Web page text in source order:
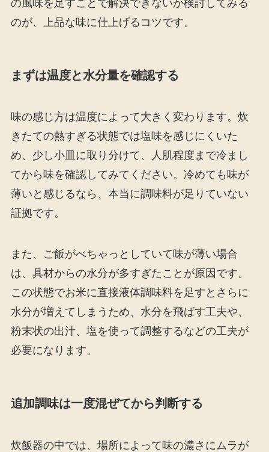
の風味を足すことで解決できないか検討してみる
のが、上品な味に仕上げるコツです。
まずは温度と水分量を確認する
味の感じ方は温度によって大きく変わります。炊
きたての熱すぎる状態では塩味を感じにくいた
め、少し小皿に取り分けて、人肌程度まで冷まし
てから味を確認してみてください。冷めても味が
薄いと感じるなら、本当に調味料が足りていない
証拠です。
また、ご飯がべちゃっとしていて味が薄い場合
は、具材からの水分が多すぎたことが原因です。
この状態でお米に直接液体調味料を足すとさらに
水分が増えてしまうため、水分を飛ばす工夫や、
粉末状の出汁、塩を使って調整するなどの工夫が
必要になります。
追加調味は一度混ぜてから判断する
炊飯器の中では、場所によって味の濃さにムラが